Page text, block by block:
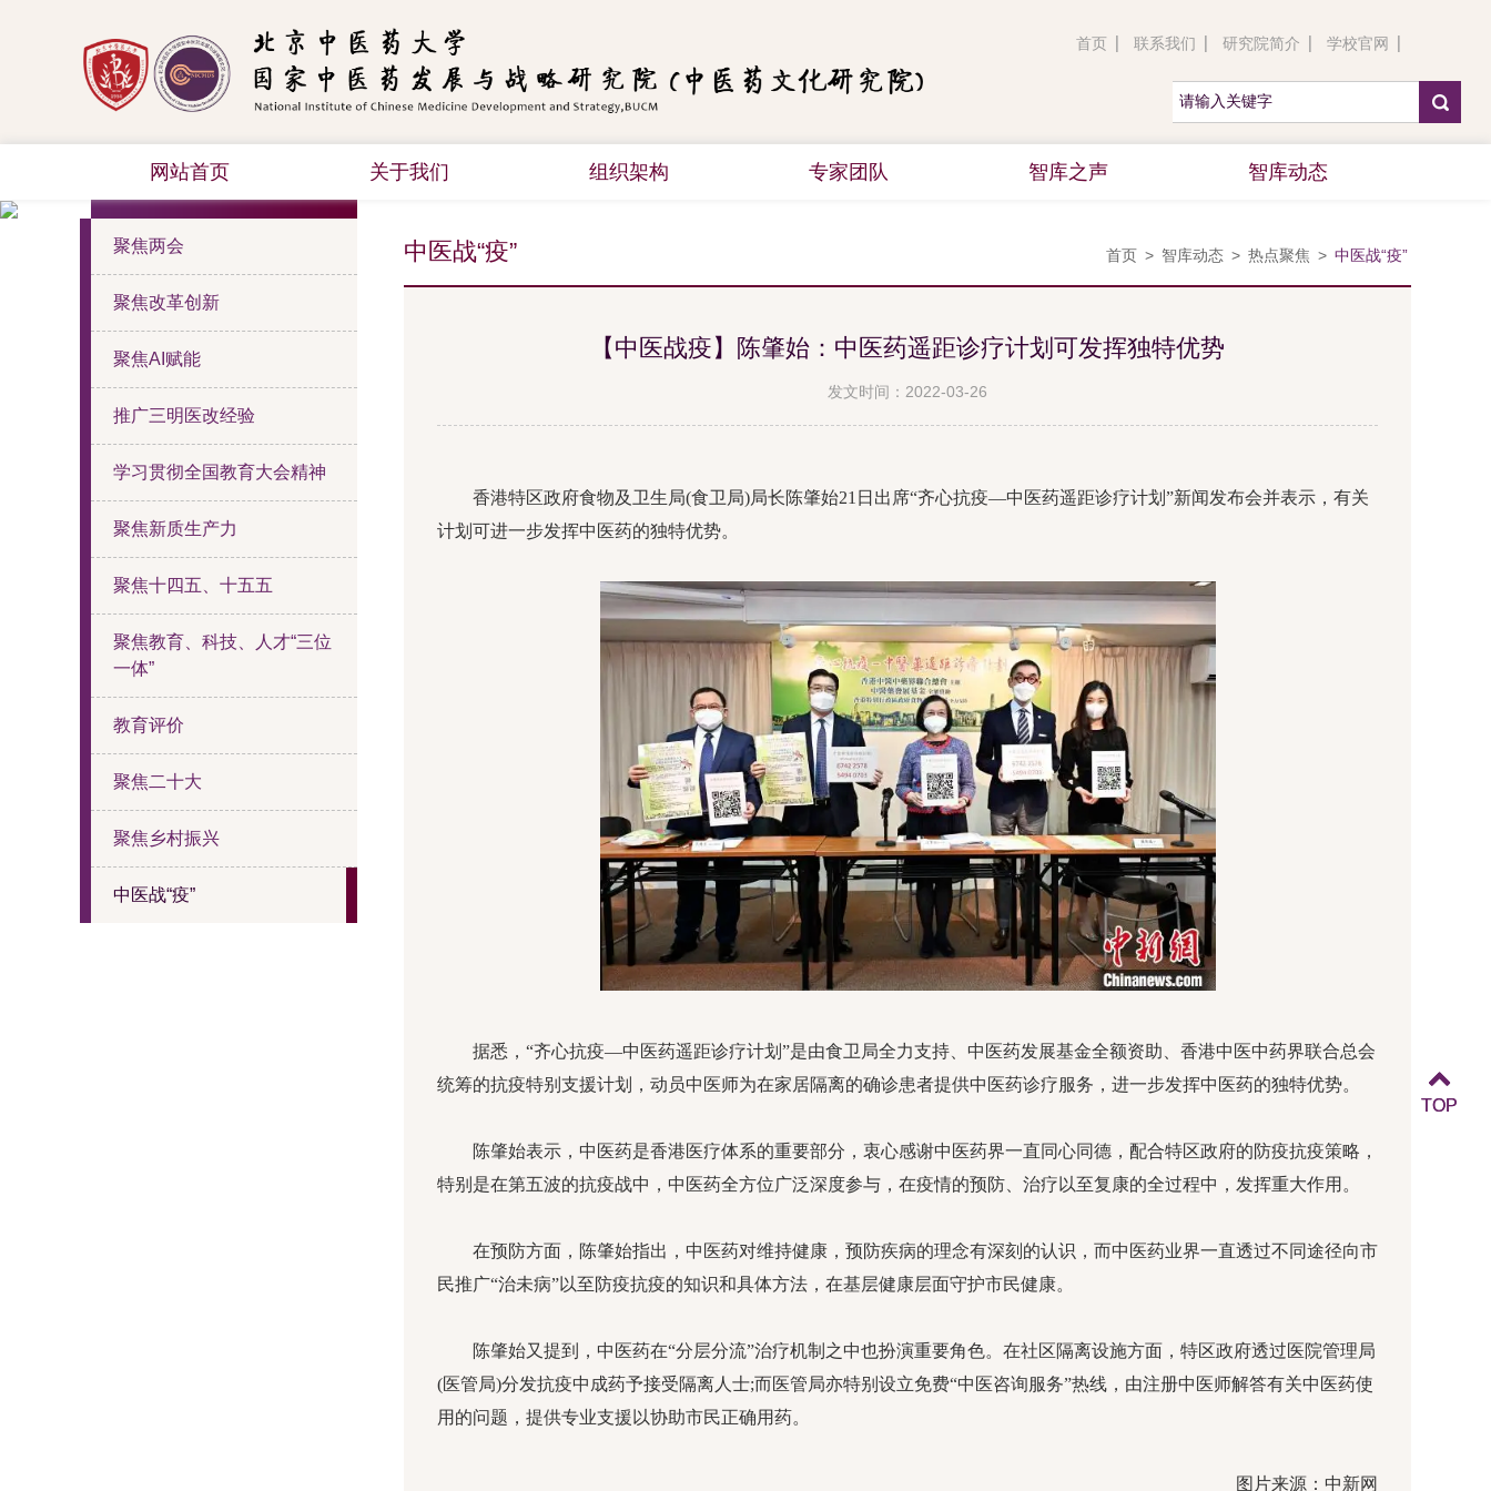
首页 联系我们 研究院简介 学校官网
网站首页 关于我们 组织架构 专家团队 智库之声 智库动态
热点聚焦
聚焦两会
聚焦改革创新
聚焦AI赋能
推广三明医改经验
学习贯彻全国教育大会精神
聚焦新质生产力
聚焦十四五、十五五
聚焦教育、科技、人才“三位
一体”
教育评价
聚焦二十大
聚焦乡村振兴
中医战“疫”
首页 > 智库动态 > 热点聚焦 > 中医战“疫”
中医战“疫”
【中医战疫】陈肇始：中医药遥距诊疗计划可发挥独特优势
发文时间：2022-03-26
香港特区政府食物及卫生局(食卫局)局长陈肇始21日出席“齐心抗疫—中医药遥距诊疗计划”新闻发布会并表示，有关
计划可进一步发挥中医药的独特优势。
据悉，“齐心抗疫—中医药遥距诊疗计划”是由食卫局全力支持、中医药发展基金全额资助、香港中医中药界联合总会
统筹的抗疫特别支援计划，动员中医师为在家居隔离的确诊患者提供中医药诊疗服务，进一步发挥中医药的独特优势。
陈肇始表示，中医药是香港医疗体系的重要部分，衷心感谢中医药界一直同心同德，配合特区政府的防疫抗疫策略，
特别是在第五波的抗疫战中，中医药全方位广泛深度参与，在疫情的预防、治疗以至复康的全过程中，发挥重大作用。
在预防方面，陈肇始指出，中医药对维持健康，预防疾病的理念有深刻的认识，而中医药业界一直透过不同途径向市
民推广“治未病”以至防疫抗疫的知识和具体方法，在基层健康层面守护市民健康。
陈肇始又提到，中医药在“分层分流”治疗机制之中也扮演重要角色。在社区隔离设施方面，特区政府透过医院管理局
(医管局)分发抗疫中成药予接受隔离人士;而医管局亦特别设立免费“中医咨询服务”热线，由注册中医师解答有关中医药使
用的问题，提供专业支援以协助市民正确用药。
图片来源：中新网
TOP
TOP